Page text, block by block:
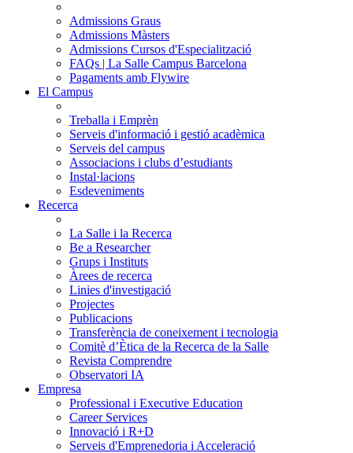
Admissions Graus
Admissions Màsters
Admissions Cursos d'Especialització
FAQs | La Salle Campus Barcelona
Pagaments amb Flywire
El Campus
Treballa i Emprèn
Serveis d'informació i gestió acadèmica
Serveis del campus
Associacions i clubs d’estudiants
Instal·lacions
Esdeveniments
Recerca
La Salle i la Recerca
Be a Researcher
Grups i Instituts
Àrees de recerca
Linies d'investigació
Projectes
Publicacions
Transferència de coneixement i tecnologia
Comitè d’Ètica de la Recerca de la Salle
Revista Comprendre
Observatori IA
Empresa
Professional i Executive Education
Career Services
Innovació i R+D
Serveis d'Emprenedoria i Acceleració